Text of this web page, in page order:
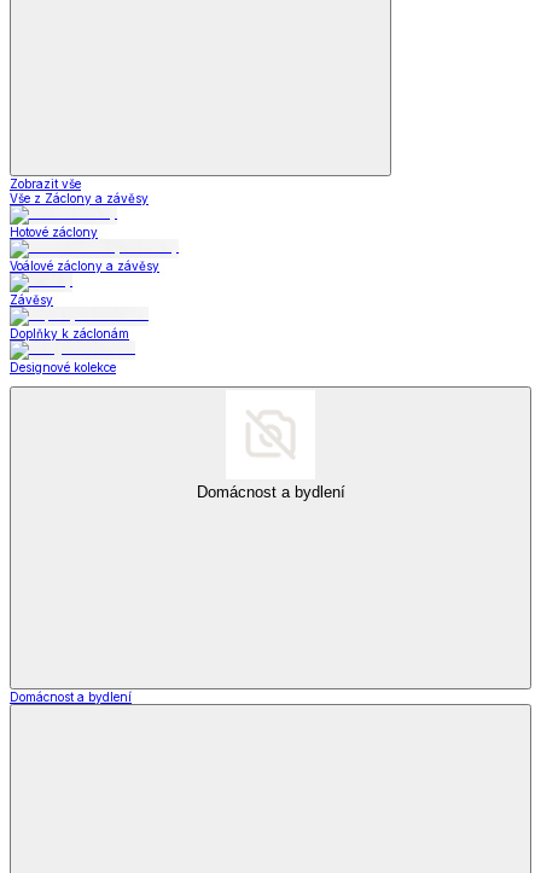
Zobrazit vše
Vše z Záclony a závěsy
Hotové záclony
Voálové záclony a závěsy
Závěsy
Doplňky k záclonám
Designové kolekce
Domácnost a bydlení
Domácnost a bydlení